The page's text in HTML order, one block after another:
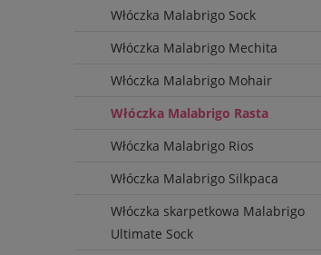
Włóczka Malabrigo Sock
Włóczka Malabrigo Mechita
Włóczka Malabrigo Mohair
Włóczka Malabrigo Rasta
Włóczka Malabrigo Rios
Włóczka Malabrigo Silkpaca
Włóczka skarpetkowa Malabrigo
Ultimate Sock